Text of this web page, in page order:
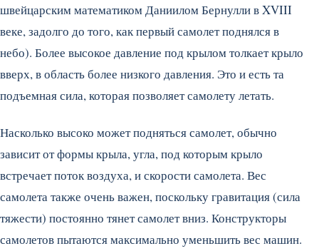
швейцарским математиком Даниилом Бернулли в XVIII
веке, задолго до того, как первый самолет поднялся в
небо). Более высокое давление под крылом толкает крыло
вверх, в область более низкого давления. Это и есть та
подъемная сила, которая позволяет самолету летать.
Насколько высоко может подняться самолет, обычно
зависит от формы крыла, угла, под которым крыло
встречает поток воздуха, и скорости самолета. Вес
самолета также очень важен, поскольку гравитация (сила
тяжести) постоянно тянет самолет вниз. Конструкторы
самолетов пытаются максимально уменьшить вес машин.